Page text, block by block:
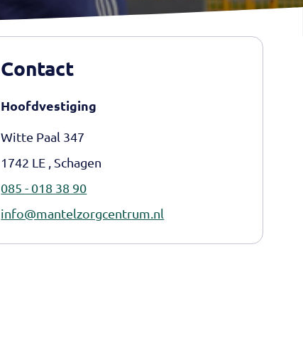
Contact
Hoofdvestiging
Witte Paal 347
1742 LE , Schagen
085 - 018 38 90
info@mantelzorgcentrum.nl